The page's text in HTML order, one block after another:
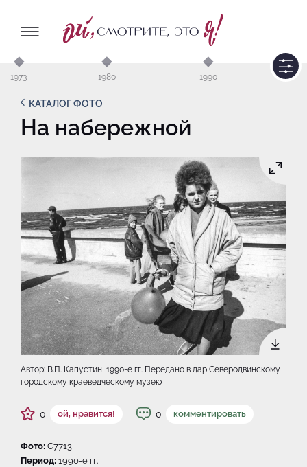
1973 1980 1990
КАТАЛОГ ФОТО
На набережной
Автор: В.П. Капустин, 1990-e гг. Передано в дар Северодвинскому
городскому краеведческому музею
0 ой, нравится! 0 комментировать
Фото: C7713
Период: 1990-e гг.